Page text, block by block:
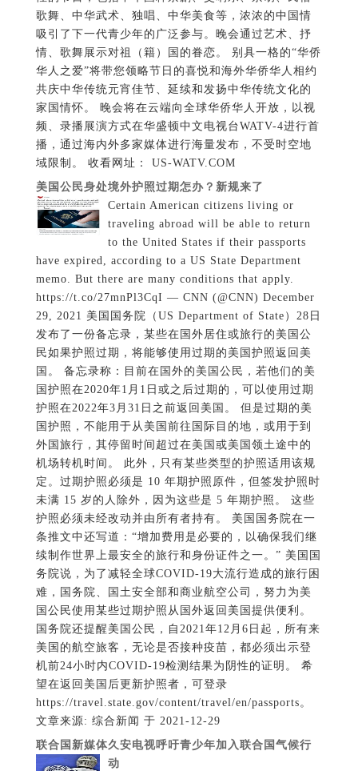
歌舞、中华武术、独唱、中华美食等，浓浓的中国情
吸引了下一代青少年的广泛参与。晚会通过艺术、抒
情、歌舞展示对祖（籍）国的眷恋。 别具一格的“华侨
华人之爱”将带您领略节日的喜悦和海外华侨华人相约
共庆中华传统元宵佳节、延续和发扬中华传统文化的
家国情怀。 晚会将在云端向全球华侨华人开放，以视
频、录播展演方式在华盛顿中文电视台WATV-4进行首
播，通过海内外多家媒体进行海量发布，不受时空地
域限制。 收看网址： US-WATV.COM
美国公民身处境外护照过期怎办？新规来了
Certain American citizens living or
traveling abroad will be able to return
to the United States if their passports
have expired, according to a US State Department
memo. But there are many conditions that apply.
https://t.co/27mnPl3CqI — CNN (@CNN) December
29, 2021 美国国务院（US Department of State）28日
发布了一份备忘录，某些在国外居住或旅行的美国公
民如果护照过期，将能够使用过期的美国护照返回美
国。 备忘录称：目前在国外的美国公民，若他们的美
国护照在2020年1月1日或之后过期的，可以使用过期
护照在2022年3月31日之前返回美国。 但是过期的美
国护照，不能用于从美国前往国际目的地，或用于到
外国旅行，其停留时间超过在美国或美国领土途中的
机场转机时间。 此外，只有某些类型的护照适用该规
定。过期护照必须是 10 年期护照原件，但签发护照时
未满 15 岁的人除外，因为这些是 5 年期护照。 这些
护照必须未经改动并由所有者持有。 美国国务院在一
条推文中还写道：“增加费用是必要的，以确保我们继
续制作世界上最安全的旅行和身份证件之一。” 美国国
务院说，为了减轻全球COVID-19大流行造成的旅行困
难，国务院、国土安全部和商业航空公司，努力为美
国公民使用某些过期护照从国外返回美国提供便利。
国务院还提醒美国公民，自2021年12月6日起，所有来
美国的航空旅客，无论是否接种疫苗，都必须出示登
机前24小时内COVID-19检测结果为阴性的证明。 希
望在返回美国后更新护照者，可登录
https://travel.state.gov/content/travel/en/passports。
文章来源: 综合新闻 于 2021-12-29
联合国新媒体久安电视呼吁青少年加入联合国气候行
动